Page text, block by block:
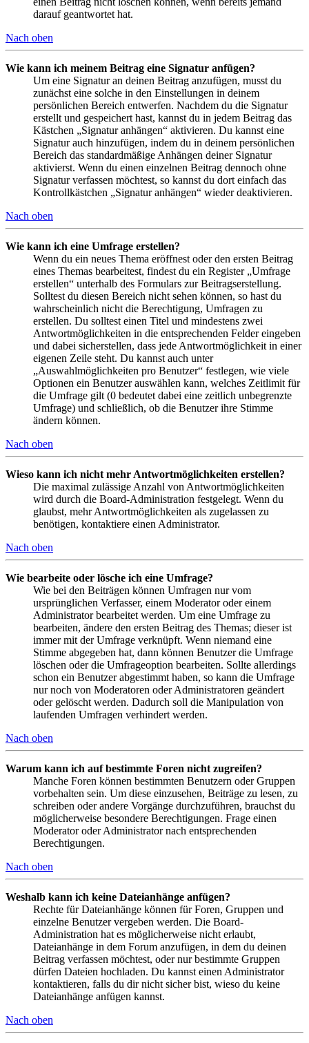
darauf geantwortet hat.
Nach oben
Wie kann ich meinem Beitrag eine Signatur anfügen?
Um eine Signatur an deinen Beitrag anzufügen, musst du
zunächst eine solche in den Einstellungen in deinem
persönlichen Bereich entwerfen. Nachdem du die Signatur
erstellt und gespeichert hast, kannst du in jedem Beitrag das
Kästchen „Signatur anhängen“ aktivieren. Du kannst eine
Signatur auch hinzufügen, indem du in deinem persönlichen
Bereich das standardmäßige Anhängen deiner Signatur
aktivierst. Wenn du einen einzelnen Beitrag dennoch ohne
Signatur verfassen möchtest, so kannst du dort einfach das
Kontrollkästchen „Signatur anhängen“ wieder deaktivieren.
Nach oben
Wie kann ich eine Umfrage erstellen?
Wenn du ein neues Thema eröffnest oder den ersten Beitrag
eines Themas bearbeitest, findest du ein Register „Umfrage
erstellen“ unterhalb des Formulars zur Beitragserstellung.
Solltest du diesen Bereich nicht sehen können, so hast du
wahrscheinlich nicht die Berechtigung, Umfragen zu
erstellen. Du solltest einen Titel und mindestens zwei
Antwortmöglichkeiten in die entsprechenden Felder eingeben
und dabei sicherstellen, dass jede Antwortmöglichkeit in einer
eigenen Zeile steht. Du kannst auch unter
„Auswahlmöglichkeiten pro Benutzer“ festlegen, wie viele
Optionen ein Benutzer auswählen kann, welches Zeitlimit für
die Umfrage gilt (0 bedeutet dabei eine zeitlich unbegrenzte
Umfrage) und schließlich, ob die Benutzer ihre Stimme
ändern können.
Nach oben
Wieso kann ich nicht mehr Antwortmöglichkeiten erstellen?
Die maximal zulässige Anzahl von Antwortmöglichkeiten
wird durch die Board-Administration festgelegt. Wenn du
glaubst, mehr Antwortmöglichkeiten als zugelassen zu
benötigen, kontaktiere einen Administrator.
Nach oben
Wie bearbeite oder lösche ich eine Umfrage?
Wie bei den Beiträgen können Umfragen nur vom
ursprünglichen Verfasser, einem Moderator oder einem
Administrator bearbeitet werden. Um eine Umfrage zu
bearbeiten, ändere den ersten Beitrag des Themas; dieser ist
immer mit der Umfrage verknüpft. Wenn niemand eine
Stimme abgegeben hat, dann können Benutzer die Umfrage
löschen oder die Umfrageoption bearbeiten. Sollte allerdings
schon ein Benutzer abgestimmt haben, so kann die Umfrage
nur noch von Moderatoren oder Administratoren geändert
oder gelöscht werden. Dadurch soll die Manipulation von
laufenden Umfragen verhindert werden.
Nach oben
Warum kann ich auf bestimmte Foren nicht zugreifen?
Manche Foren können bestimmten Benutzern oder Gruppen
vorbehalten sein. Um diese einzusehen, Beiträge zu lesen, zu
schreiben oder andere Vorgänge durchzuführen, brauchst du
möglicherweise besondere Berechtigungen. Frage einen
Moderator oder Administrator nach entsprechenden
Berechtigungen.
Nach oben
Weshalb kann ich keine Dateianhänge anfügen?
Rechte für Dateianhänge können für Foren, Gruppen und
einzelne Benutzer vergeben werden. Die Board-
Administration hat es möglicherweise nicht erlaubt,
Dateianhänge in dem Forum anzufügen, in dem du deinen
Beitrag verfassen möchtest, oder nur bestimmte Gruppen
dürfen Dateien hochladen. Du kannst einen Administrator
kontaktieren, falls du dir nicht sicher bist, wieso du keine
Dateianhänge anfügen kannst.
Nach oben